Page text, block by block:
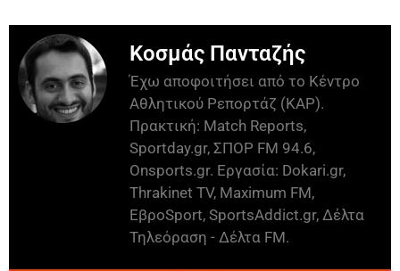
Κοσμάς Πανταζής
Έχω αποφοιτήσει από το Κέντρο
Αθλητικού Ρεπορτάζ (ΚΑΡ).
Πρακτική: Match Reports,
Sportday.gr, ΣΠΟΡ FM 94.6,
Onsports.gr. Εργασία: Dokari.gr,
Thrakinet TV, Maximum FM,
ΕβροSport, SportsAddict.gr, Δέλτα
Τηλεόραση - Δέλτα FM.